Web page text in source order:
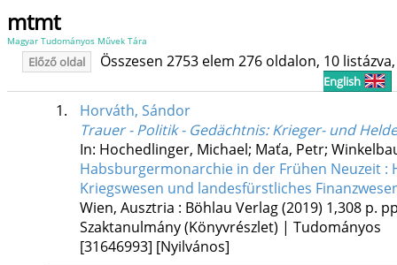
mtmt
Magyar Tudományos Művek Tára
Előző oldal Összesen 2753 elem 276 oldalon, 10
English
1.
Horváth, Sándor
Trauer - Politik - Gedächtnis: Krieger- und
In: Hochedlinger, Michael; Maťa, Petr;
Habsburgermonarchie in der Frühen Neuzeit :
Kriegswesen und landesfürstliches
Wien, Ausztria : Böhlau Verlag(2019) 1,308 p.
Szaktanulmány (Könyvrészlet) | Tudományos
[31646993] [Nyilvános]